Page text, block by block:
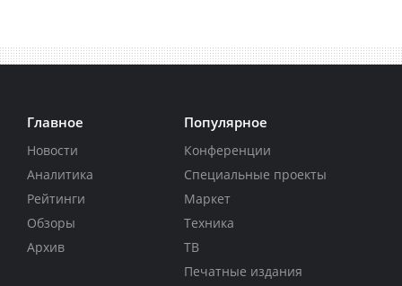
Главное
Новости
Аналитика
Рейтинги
Обзоры
Архив
Популярное
Конференции
Специальные проекты
Маркет
Техника
ТВ
Печатные издания